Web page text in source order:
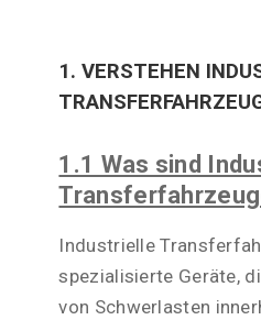
1. VERSTEHEN
1.1 Was sind
Industrielle
spezialisierte Geräte,
von Schwerlasten